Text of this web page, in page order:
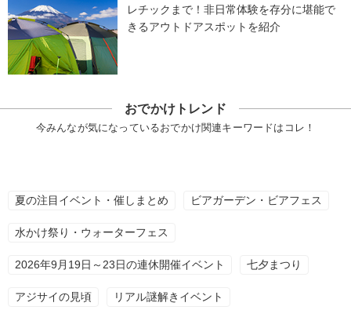
レチックまで！非日常体験を存分に堪能で
きるアウトドアスポットを紹介
おでかけトレンド
今みんなが気になっているおでかけ関連キーワードはコレ！
夏の注目イベント・催しまとめ ビアガーデン・ビアフェス
水かけ祭り・ウォーターフェス
2026年9月19日～23日の連休開催イベント 七夕まつり
アジサイの見頃 リアル謎解きイベント